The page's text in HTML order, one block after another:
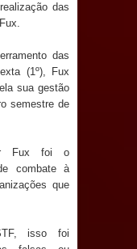
ações de
bucal
de julho
Festa de
das
das
(1º), Fux
sua gestão
semestre de
Fux foi o
combate à
que
isso foi